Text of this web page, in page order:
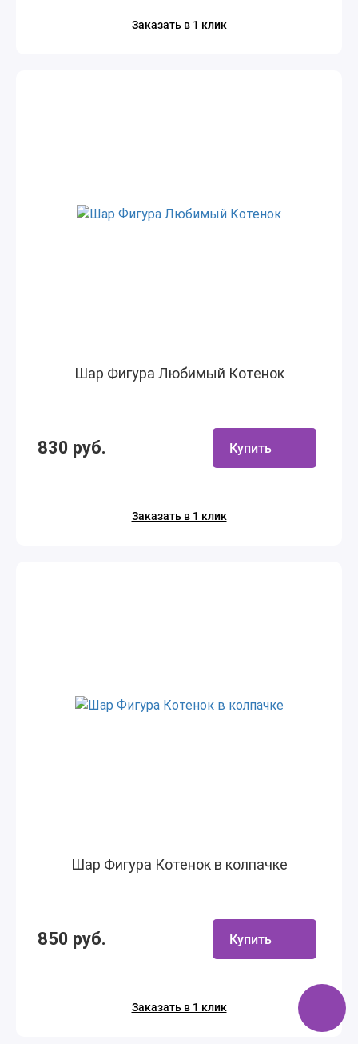
Заказать в 1 клик
Шар Фигура Любимый Котенок
830 руб. Купить
Заказать в 1 клик
Шар Фигура Котенок в колпачке
850 руб. Купить
Заказать в 1 клик